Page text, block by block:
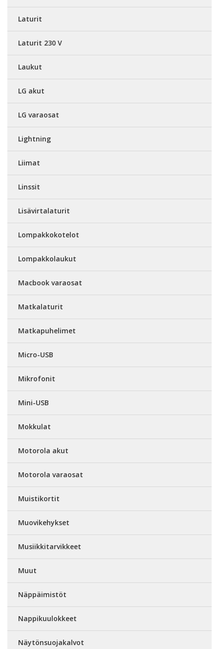
Laturit
Laturit 230 V
Laukut
LG akut
LG varaosat
Lightning
Liimat
Linssit
Lisävirtalaturit
Lompakkokotelot
Lompakkolaukut
Macbook varaosat
Matkalaturit
Matkapuhelimet
Micro-USB
Mikrofonit
Mini-USB
Mokkulat
Motorola akut
Motorola varaosat
Muistikortit
Muovikehykset
Musiikkitarvikkeet
Muut
Näppäimistöt
Nappikuulokkeet
Näytönsuojakalvot